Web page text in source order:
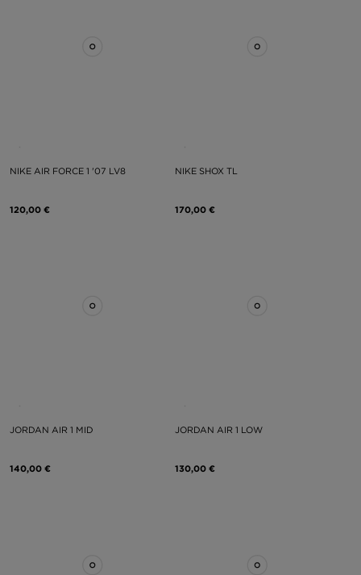
NIKE AIR FORCE 1 '07 LV8
120,00 €
NIKE SHOX TL
170,00 €
JORDAN AIR 1 MID
140,00 €
JORDAN AIR 1 LOW
130,00 €